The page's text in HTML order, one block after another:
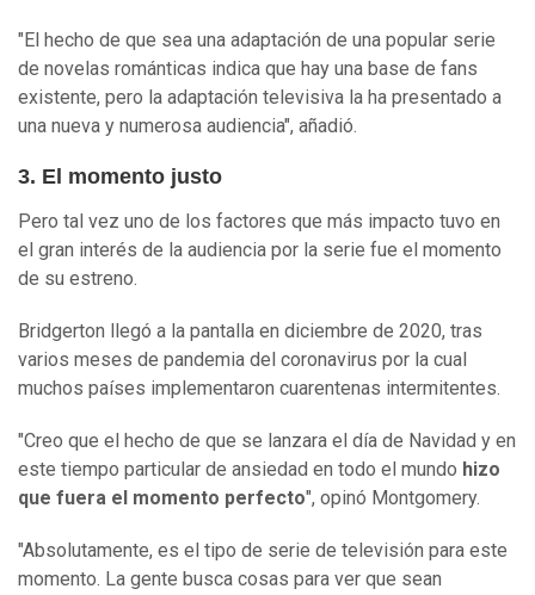
"El hecho de que sea una adaptación de una popular serie
de novelas románticas indica que hay una base de fans
existente, pero la adaptación televisiva la ha presentado a
una nueva y numerosa audiencia", añadió.
3. El momento justo
Pero tal vez uno de los factores que más impacto tuvo en
el gran interés de la audiencia por la serie fue el momento
de su estreno.
Bridgerton llegó a la pantalla en diciembre de 2020, tras
varios meses de pandemia del coronavirus por la cual
muchos países implementaron cuarentenas intermitentes.
"Creo que el hecho de que se lanzara el día de Navidad y en
este tiempo particular de ansiedad en todo el mundo hizo
que fuera el momento perfecto", opinó Montgomery.
"Absolutamente, es el tipo de serie de televisión para este
momento. La gente busca cosas para ver que sean